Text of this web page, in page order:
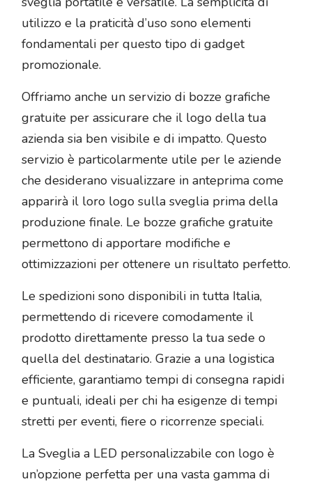
utilizzo e la praticità d’uso sono elementi
fondamentali per questo tipo di gadget
promozionale.
Offriamo anche un servizio di bozze grafiche
gratuite per assicurare che il logo della tua
azienda sia ben visibile e di impatto. Questo
servizio è particolarmente utile per le aziende
che desiderano visualizzare in anteprima come
apparirà il loro logo sulla sveglia prima della
produzione finale. Le bozze grafiche gratuite
permettono di apportare modifiche e
ottimizzazioni per ottenere un risultato perfetto.
Le spedizioni sono disponibili in tutta Italia,
permettendo di ricevere comodamente il
prodotto direttamente presso la tua sede o
quella del destinatario. Grazie a una logistica
efficiente, garantiamo tempi di consegna rapidi
e puntuali, ideali per chi ha esigenze di tempi
stretti per eventi, fiere o ricorrenze speciali.
La Sveglia a LED personalizzabile con logo è
un’opzione perfetta per una vasta gamma di